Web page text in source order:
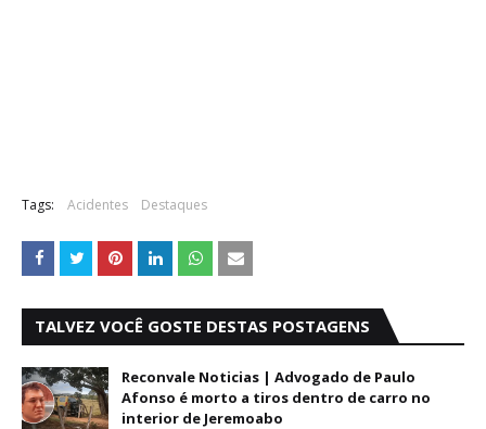
Tags: Acidentes Destaques
TALVEZ VOCÊ GOSTE DESTAS POSTAGENS
Reconvale Noticias | Advogado de Paulo
Afonso é morto a tiros dentro de carro no
interior de Jeremoabo